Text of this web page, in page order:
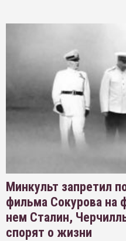
Минкульт запретил
фильма Сокурова на
нем Сталин,
спорят о жизни